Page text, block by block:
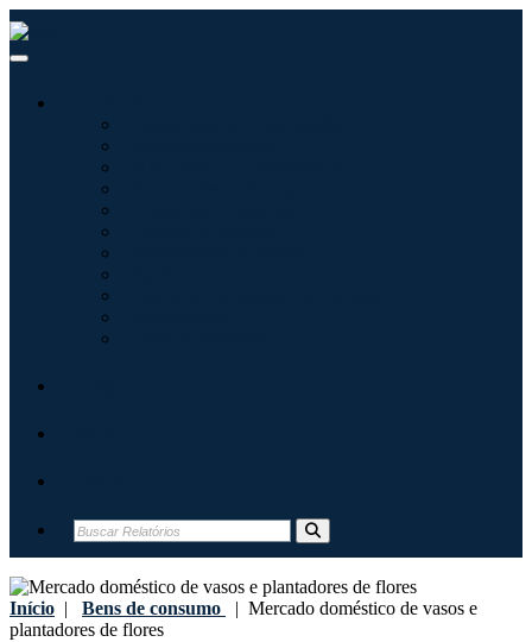
Início | Bens de consumo | Mercado doméstico de vasos e
plantadores de flores